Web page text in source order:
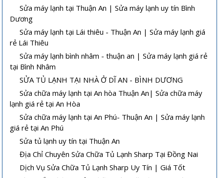
Sửa máy lạnh tại Thuận An | Sửa máy lạnh uy tín Bình
Dương
Sửa máy lạnh tại Lái thiêu - Thuận An | Sửa máy lạnh giá
rẻ Lái Thiêu
Sửa máy lạnh bình nhâm - thuận an | Sửa máy lạnh giá rẻ
tại Bình Nhâm
SỬA TỦ LẠNH TẠI NHÀ Ở DĨ AN - BÌNH DƯƠNG
Sửa chữa máy lạnh tại An hòa Thuận An| Sửa chữa máy
lạnh giá rẻ tại An Hòa
Sửa chữa máy lạnh tại An Phú- Thuận An | Sửa máy lạnh
giá rẻ tại An Phú
Sửa tủ lạnh uy tín tại Thuận An
Địa Chỉ Chuyên Sửa Chữa Tủ Lạnh Sharp Tại Đồng Nai
Dịch Vụ Sửa Chữa Tủ Lạnh Sharp Uy Tín | Giá Tốt